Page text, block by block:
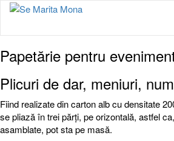
Papetărie pentru
Plicuri de dar, meniuri,
Fiind realizate din carton alb cu densitate
se pliază în trei părți, pe orizontală, astfel
asamblate, pot sta pe masă.